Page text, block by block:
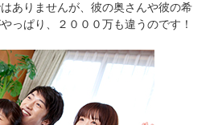
ありませんが、彼の奥さんや彼の希
っぱり、２０００万も違うのです！